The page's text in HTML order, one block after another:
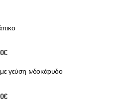
€
γεύση ινδοκάρυδο
€